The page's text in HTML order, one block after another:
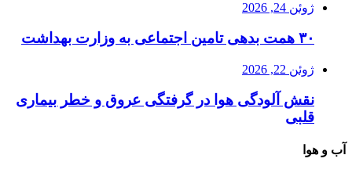
ژوئن 24, 2026
۳۰ همت بدهی تامین اجتماعی به وزارت بهداشت
ژوئن 22, 2026
نقش آلودگی هوا در گرفتگی عروق و خطر بیماری
قلبی
آب و هوا